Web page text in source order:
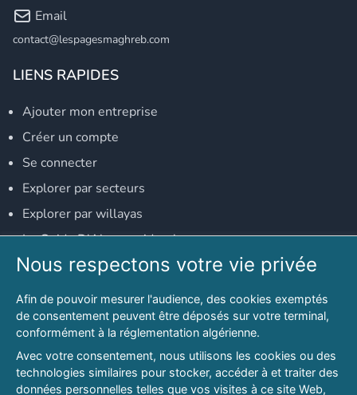
Email
contact@lespagesmaghreb.com
LIENS RAPIDES
Ajouter mon entreprise
Créer un compte
Se connecter
Explorer par secteurs
Explorer par willayas
Le Guide D'Alger, guide-alger.com
NOS RÉSEAUX SOCIAUX
Notre page Facebook
Notre page LinkedIn
Notre page Instagram
Nous respectons votre vie privée
Afin de pouvoir mesurer l'audience, des cookies exemptés
de consentement peuvent être déposés sur votre terminal,
conformément à la réglementation algérienne.
Avec votre consentement, nous utilisons les cookies ou des
technologies similaires pour stocker, accéder à et traiter des
données personnelles telles que vos visites à ce site Web,